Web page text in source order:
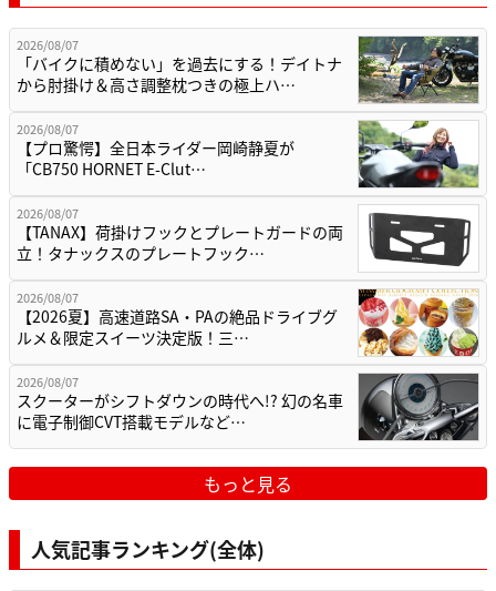
2026/08/07
「バイクに積めない」を過去にする！デイトナ
から肘掛け＆高さ調整枕つきの極上ハ…
2026/08/07
【プロ驚愕】全日本ライダー岡崎静夏が
「CB750 HORNET E-Clut…
2026/08/07
【TANAX】荷掛けフックとプレートガードの両
立！タナックスのプレートフック…
2026/08/07
【2026夏】高速道路SA・PAの絶品ドライブグ
ルメ＆限定スイーツ決定版！三…
2026/08/07
スクーターがシフトダウンの時代へ!? 幻の名車
に電子制御CVT搭載モデルなど…
もっと見る
人気記事ランキング(全体)